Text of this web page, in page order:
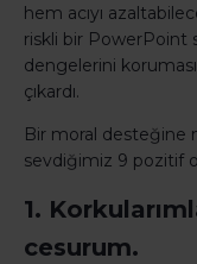
hem acıyı
riskli bir PowerPoint
dengelerini
çıkardı.
Bir moral desteğine
sevdiğimiz 9 pozitif
1.
cesurum.